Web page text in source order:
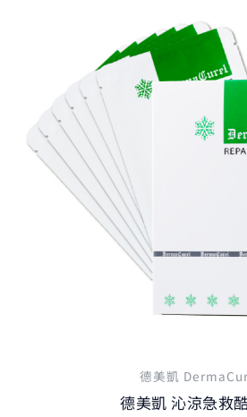
德美凱
德美凱 沁涼急救
始
價
格：